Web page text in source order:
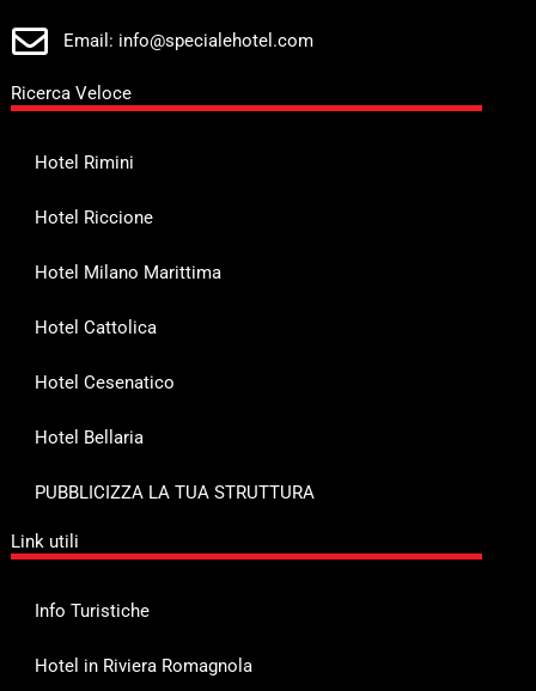
Email: info@specialehotel.com
Ricerca Veloce
Hotel Rimini
Hotel Riccione
Hotel Milano Marittima
Hotel Cattolica
Hotel Cesenatico
Hotel Bellaria
PUBBLICIZZA LA TUA STRUTTURA
Link utili
Info Turistiche
Hotel in Riviera Romagnola